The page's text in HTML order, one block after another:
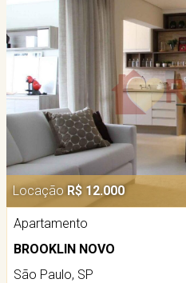
Locação R$ 12.000
Apartamento
BROOKLIN NOVO
São Paulo, SP